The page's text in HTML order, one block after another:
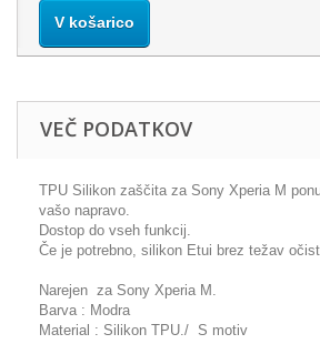
V košarico
VEČ PODATKOV
TPU Silikon zaščita za Sony Xperia M
vašo napravo.
Dostop do vseh funkcij.
Če je potrebno, silikon Etui brez težav
Narejen za Sony Xperia M.
Barva : Modra
Material : Silikon TPU./ S motiv